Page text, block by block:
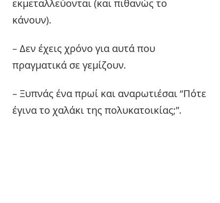
εκμεταλλεύονται (και πιθανώς το
κάνουν).
– Δεν έχεις χρόνο για αυτά που
πραγματικά σε γεμίζουν.
– Ξυπνάς ένα πρωί και αναρωτιέσαι “Πότε
έγινα το χαλάκι της πολυκατοικίας;”.